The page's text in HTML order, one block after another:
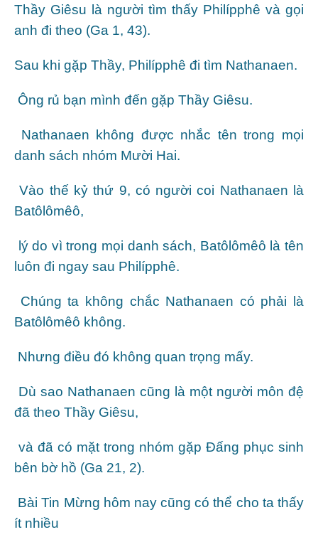
Thầy Giêsu là người tìm thấy Philípphê và gọi
anh đi theo (Ga 1, 43).
Sau khi gặp Thầy, Philípphê đi tìm Nathanaen.
Ông rủ bạn mình đến gặp Thầy Giêsu.
Nathanaen không được nhắc tên trong mọi
danh sách nhóm Mười Hai.
Vào thế kỷ thứ 9, có người coi Nathanaen là
Batôlômêô,
lý do vì trong mọi danh sách, Batôlômêô là tên
luôn đi ngay sau Philípphê.
Chúng ta không chắc Nathanaen có phải là
Batôlômêô không.
Nhưng điều đó không quan trọng mấy.
Dù sao Nathanaen cũng là một người môn đệ
đã theo Thầy Giêsu,
và đã có mặt trong nhóm gặp Đấng phục sinh
bên bờ hồ (Ga 21, 2).
Bài Tin Mừng hôm nay cũng có thể cho ta thấy
ít nhiều